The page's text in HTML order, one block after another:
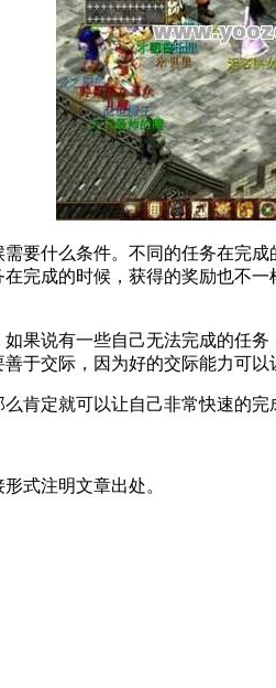
要什么条件。不同的任务在完
完成的时候，获得的奖励也不
果说有一些自己无法完成的任
于交际，因为好的交际能力可
肯定就可以让自己非常快速的
式注明文章出处。